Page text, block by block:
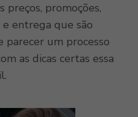
preços, promoções,
entrega que são
parecer um processo
as dicas certas essa